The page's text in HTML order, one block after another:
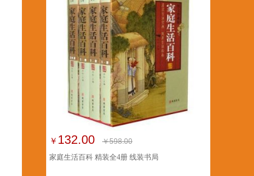
￥ 132.00
￥598.00
家庭生活百科 精装全4册 线装书局